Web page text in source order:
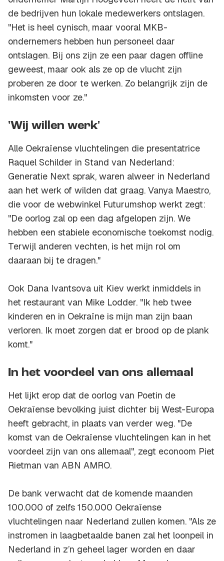
de bedrijven hun lokale medewerkers ontslagen.
"Het is heel cynisch, maar vooral MKB-
ondernemers hebben hun personeel daar
ontslagen. Bij ons zijn ze een paar dagen offline
geweest, maar ook als ze op de vlucht zijn
proberen ze door te werken. Zo belangrijk zijn de
inkomsten voor ze."
'Wij willen werk'
Alle Oekraïense vluchtelingen die presentatrice
Raquel Schilder in Stand van Nederland:
Generatie Next sprak, waren alweer in Nederland
aan het werk of wilden dat graag. Vanya Maestro,
die voor de webwinkel Futurumshop werkt zegt:
"De oorlog zal op een dag afgelopen zijn. We
hebben een stabiele economische toekomst nodig.
Terwijl anderen vechten, is het mijn rol om
daaraan bij te dragen."
Ook Dana Ivantsova uit Kiev werkt inmiddels in
het restaurant van Mike Lodder. "Ik heb twee
kinderen en in Oekraïne is mijn man zijn baan
verloren. Ik moet zorgen dat er brood op de plank
komt."
In het voordeel van ons allemaal
Het lijkt erop dat de oorlog van Poetin de
Oekraïense bevolking juist dichter bij West-Europa
heeft gebracht, in plaats van verder weg. "De
komst van de Oekraïense vluchtelingen kan in het
voordeel zijn van ons allemaal", zegt econoom Piet
Rietman van ABN AMRO.
De bank verwacht dat de komende maanden
100.000 of zelfs 150.000 Oekraïense
vluchtelingen naar Nederland zullen komen. "Als ze
instromen in laagbetaalde banen zal het loonpeil in
Nederland in z’n geheel lager worden en daar